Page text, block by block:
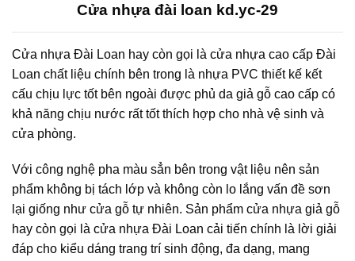
Cửa nhựa đài loan kd.yc-29
Cửa nhựa Đài Loan hay còn gọi là cửa nhựa cao cấp Đài
Loan chất liệu chính bên trong là nhựa PVC thiết kế kết
cấu chịu lực tốt bên ngoài được phủ da giả gỗ cao cấp có
khả năng chịu nước rất tốt thích hợp cho nhà vệ sinh và
cửa phòng.
Với công nghệ pha màu sẳn bên trong vật liệu nên sản
phẩm không bị tách lớp và không còn lo lắng vấn đề sơn
lại giống như cửa gỗ tự nhiên. Sản phẩm cửa nhựa giả gỗ
hay còn gọi là cửa nhựa Đài Loan cải tiến chính là lời giải
đáp cho kiểu dáng trang trí sinh động, đa dạng, mang